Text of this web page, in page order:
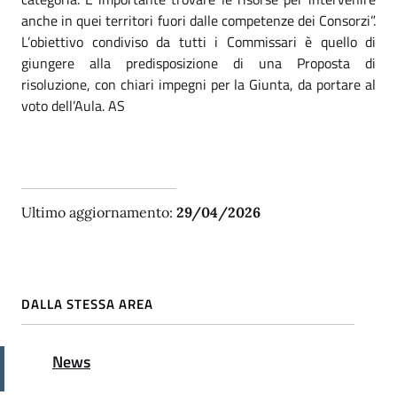
anche in quei territori fuori dalle competenze dei Consorzi”.
L’obiettivo condiviso da tutti i Commissari è quello di
giungere alla predisposizione di una Proposta di
risoluzione, con chiari impegni per la Giunta, da portare al
voto dell’Aula. AS
Ultimo aggiornamento: 29/04/2026
DALLA STESSA AREA
NewsAttivo